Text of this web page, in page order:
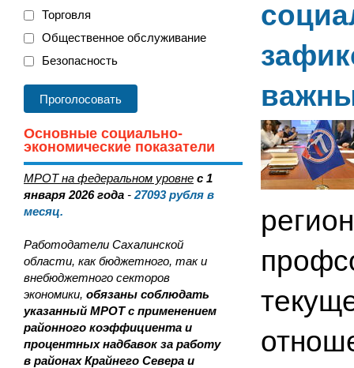
Торговля
Общественное обслуживание
Безопасность
Основные социально-
экономические показатели
МРОТ на федеральном уровне с 1
января 2026 года - 27093рубля в
месяц.
Работодатели Сахалинской
области, как бюджетного, так и
внебюджетного секторов
экономики, обязаны соблюдать
указанный МРОТ с применением
районного коэффициента и
процентных надбавок за работу
в районах Крайнего Севера и